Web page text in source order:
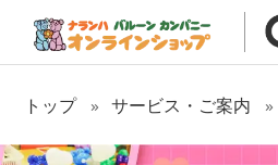
トップ サービス・ご案内